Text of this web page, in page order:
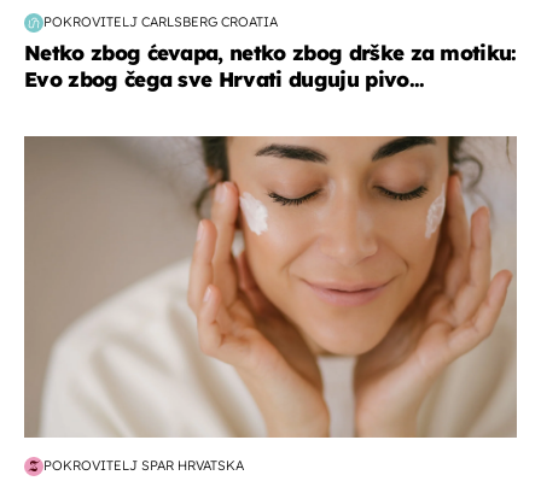
POKROVITELJ CARLSBERG CROATIA
Netko zbog ćevapa, netko zbog drške za motiku:
Evo zbog čega sve Hrvati duguju pivo...
moda & ljepota
POKROVITELJ SPAR HRVATSKA